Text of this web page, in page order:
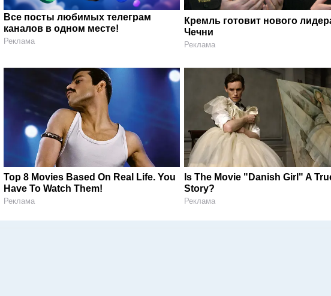
Все посты любимых телеграм
каналов в одном месте!
Реклама
Кремль готовит нового
Чечни
Реклама
Top 8 Movies Based On Real Life. You
Have To Watch Them!
Реклама
Is The Movie "Danish Girl" A
Story?
Реклама